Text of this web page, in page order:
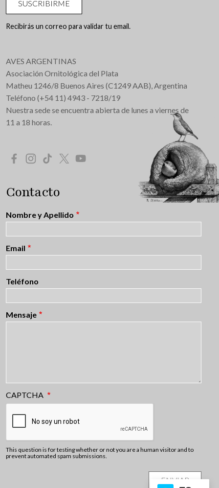
SUSCRIBIRME
Recibirás un correo para validar tu email.
AVES ARGENTINAS
Asociación Ornitológica del Plata
Matheu 1246/8 Buenos Aires (C1249 AAB), Argentina
Teléfono (+54 11) 4943 - 7218/19
Nuestra sede se encuentra abierta de lunes a viernes de
11 a 18 horas.
Redes Sociales
Contacto
Nombre y Apellido
Email
Teléfono
Mensaje
CAPTCHA
This question is for testing whether or not you are a human visitor and to
prevent automated spam submissions.